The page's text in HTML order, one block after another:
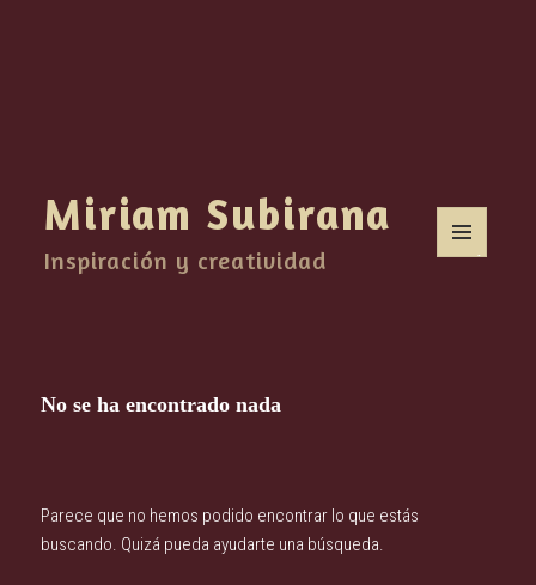
Miriam Subirana
Inspiración y creatividad
No se ha encontrado nada
Parece que no hemos podido encontrar lo que estás
buscando. Quizá pueda ayudarte una búsqueda.